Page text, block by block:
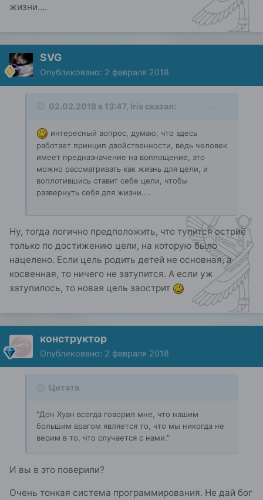
жизни....
SVG
Опубликовано: 2 февраля 2018
02.02.2018 в 13:47, Iris сказал:
интересный вопрос, думаю, что здесь
работает принцип двойственности, ведь человек
имеет предназначение на воплощение, это
можно рассматривать как жизнь для цели, и
воплотившись ставит себе цели, чтобы
развернуть себя для жизни....
Ну, тогда логично предположить, что тупится остриё
только по достижению цели, на которую было
нацелено. Если цель родить детей не основная, а
косвенная, то ничего не затупится. А если уж
затупилось, то новая цель заострит
конструктор
Опубликовано: 2 февраля 2018
Цитата
"Дон Хуан всегда говорил мне, что нашим
большим врагом является то, что мы никогда не
верим в то, что случается с нами."
И вы в это поверили?
Очень тонкая система программирования. Не дай бог